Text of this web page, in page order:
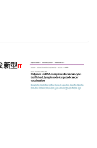
新型mRNA癌症疫苗，精准